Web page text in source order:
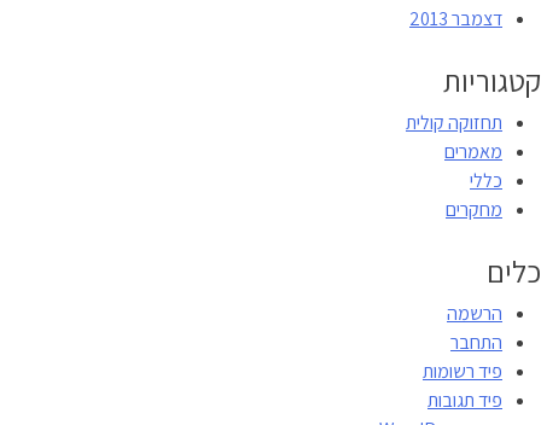
דצמבר 2013
קטגוריות
תחזוקה קולית
מאמרים
כללי
מחקרים
כלים
הרשמה
התחבר
פיד רשומות
פיד תגובות